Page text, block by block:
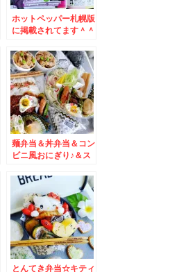
ホットペッパー札幌版
に掲載されてます＾＾
ッツォ
麺弁当＆丼弁当＆コン
ビニ風おにぎり♪＆ス
ブラウン編♪
とんてき弁当☆キティ